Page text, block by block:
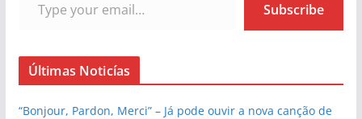
Subscribe
Últimas Noticías
“Bonjour, Pardon, Merci” – Já pode ouvir a nova canção de